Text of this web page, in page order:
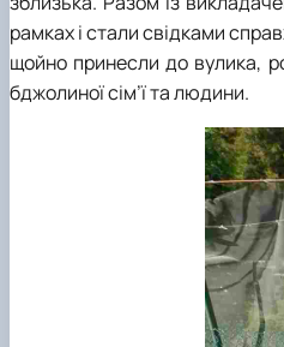
рамках і стали свідками
щойно принесли до вулика,
бджолиної сім’ї та людини.